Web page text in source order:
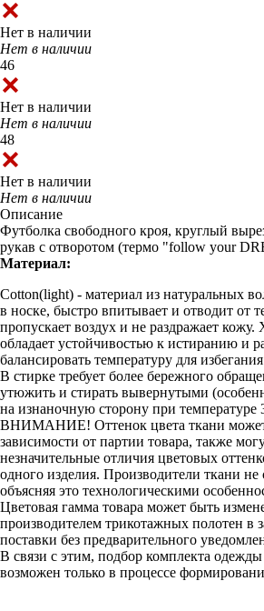
Нет в наличии
Нет в наличии
46
Нет в наличии
Нет в наличии
48
Нет в наличии
Нет в наличии
Описание
Футболка свободного кроя, круглый
рукав с отворотом (термо "follow your
Материал:
Cotton(light) - материал из натуральных
в носке, быстро впитывает и отводит от
пропускает воздух и не раздражает
обладает устойчивостью к истиранию и
балансировать температуру для
В стирке требует более бережного
утюжить и стирать вывернутыми
на изнаночную сторону при температуре
ВНИМАНИЕ! Оттенок цвета ткани может
зависимости от партии товара, также
незначительные отличия цветовых
одного изделия. Производители ткани не
объясняя это технологическими
Цветовая гамма товара может быть
производителем трикотажных полотен в
поставки без предварительного
В связи с этим, подбор комплекта
возможен только в процессе